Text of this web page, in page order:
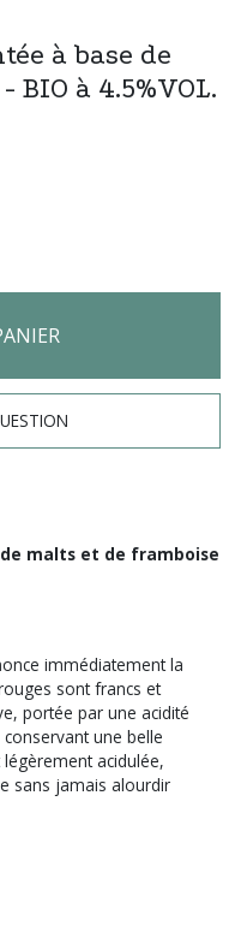
à base de
à 4.5%VOL.
malts et de framboise
immédiatement la
sont francs et
portée par une acidité
une belle
acidulée,
sans jamais alourdir